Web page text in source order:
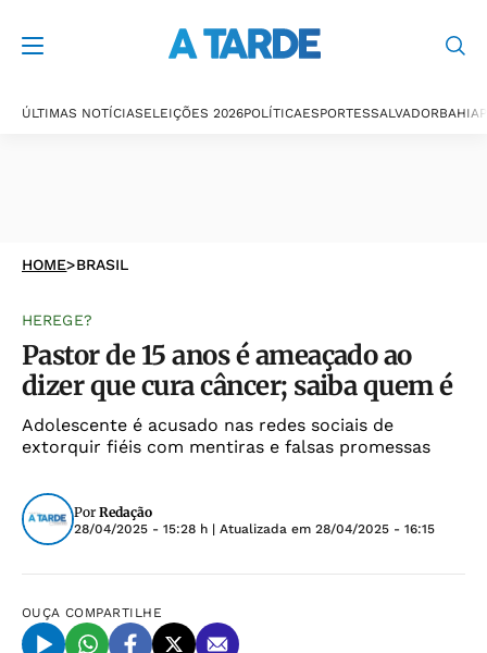
ÚLTIMAS NOTÍCIASELEIÇÕES 2026POLÍTICAESPORTESSALVADORBAHIA
HOME>BRASIL
HEREGE?
Pastor de 15 anos é ameaçado ao
dizer que cura câncer; saiba quem é
Adolescente é acusado nas redes sociais de
extorquir fiéis com mentiras e falsas promessas
Por Redação
28/04/2025 - 15:28 h | Atualizada em 28/04/2025 - 16:15
OUÇA COMPARTILHE